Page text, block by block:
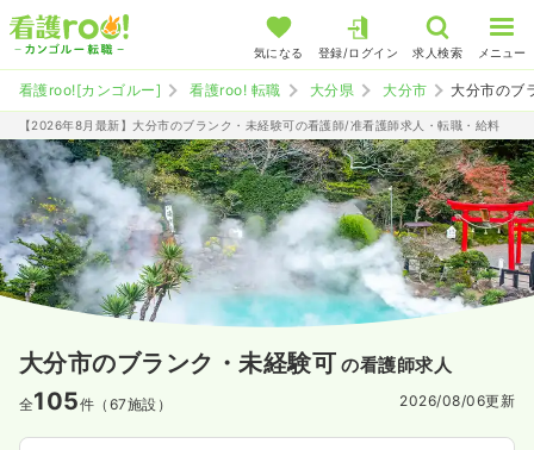
気になる 登録/ログイン 求人検索 メニュー
看護roo![カンゴルー] 看護roo! 転職 大分県 大分市 大分市のブ
【2026年8月最新】大分市のブランク・未経験可の看護師/准看護師求人・転職・給料
大分市のブランク・未経験可 の看護師求人
全105件（67施設） 2026/08/06更新